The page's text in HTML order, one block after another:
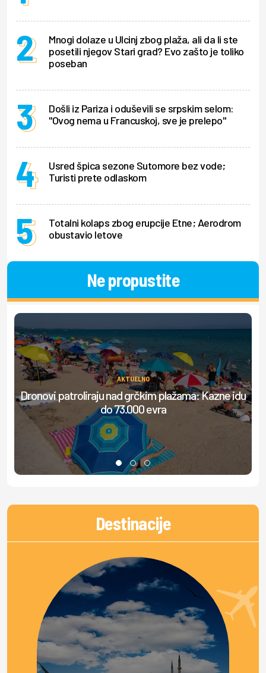
Mnogi dolaze u Ulcinj zbog plaža, ali da li ste
posetili njegov Stari grad? Evo zašto je toliko
poseban
Došli iz Pariza i oduševili se srpskim selom:
"Ovog nema u Francuskoj, sve je prelepo"
Usred špica sezone Sutomore bez vode;
Turisti prete odlaskom
Totalni kolaps zbog erupcije Etne; Aerodrom
obustavio letove
Ne propustite
AKTUELNO
Dronovi patroliraju nad grčkim plažama: Kazne idu
do 73.000 evra
Destinacije